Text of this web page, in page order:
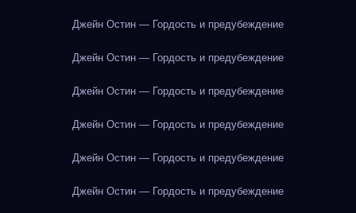
Джейн Остин — Гордость и предубеждение
Джейн Остин — Гордость и предубеждение
Джейн Остин — Гордость и предубеждение
Джейн Остин — Гордость и предубеждение
Джейн Остин — Гордость и предубеждение
Джейн Остин — Гордость и предубеждение